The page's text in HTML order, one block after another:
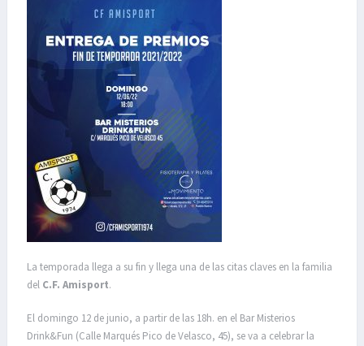
La temporada llega a su fin y llega una de las citas claves en la familia
del C.F. Amisport.
El domingo 12 de junio, a partir de las 18h. en el Bar Misterios
Drink&Fun (Calle Marqués Pico de Velasco, 45), se va a celebrar la